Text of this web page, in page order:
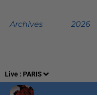
Live : PARIS
Archives 2026